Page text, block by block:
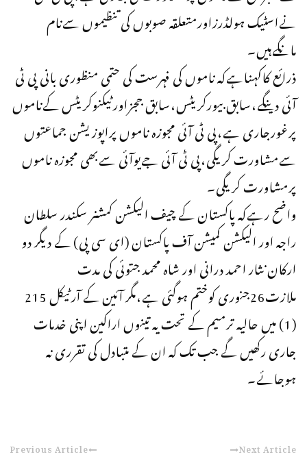
نےاسٹیک ہولڈرزاورمتعلقہ صوبوں کی تنظیموں سےنام
مانگےہیں۔
ذرائع کاکہناہےکہ ناموں کی فہرست کی حتمی منظوری بانی پی ٹی
آئی دینگے،سابق بیورکریٹس،سابق ججزاورٹیکنوکریٹس کےناموں
پرغورجاری ہے،پی ٹی آئی مجوزہ ناموں پراپوزیشن جماعتوں
سےمشاورت کریگی،پی ٹی آئی جےیوآئی سےبھی مجوزہ ناموں
پرمشاورت کریگی۔
واضح رہےکہ پاکستان کے چیف الیکشن کمشنر سکندر سلطان
راجہ اور الیکشن کمیشن آف پاکستان (ای سی پی) کے دیگر دو
ارکان نثار احمد درانی اور شاہ محمد جتوئی کی مدت
ملازت26جنوری کوختم ہوگئی ہے،مگر آئین کے آرٹیکل 215
(1) میں حالیہ ترمیم کے تحت یہ تینوں اراکین اپنی خدمات
جاری رکھیں گے جب تک کہ ان کے متبادل کی تقرری نہ
ہوجائے۔
Previous Article Next Article